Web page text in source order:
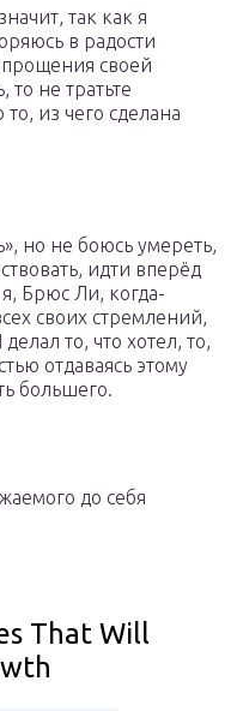
так как я
в радости
своей
не тратьте
из чего сделана
но не боюсь умереть,
идти вперёд
Брюс Ли, когда-
своих стремлений,
то, что хотел, то,
отдаваясь этому
большего.
до себя
That Will